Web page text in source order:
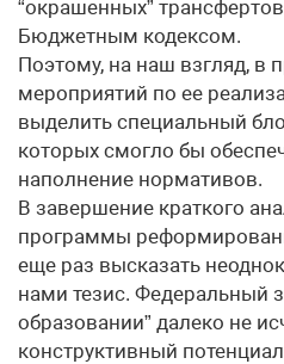
“окрашенных” трансфертов
Бюджетным кодексом.
Поэтому, на наш взгляд, в
мероприятий по ее
выделить специальный
которых смогло бы
наполнение нормативов.
В завершение краткого
программы
еще раз высказать
нами тезис. Федеральный
образовании” далеко не
конструктивный